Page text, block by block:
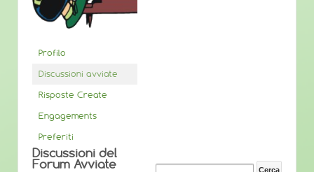
Profilo
Discussioni avviate
Risposte Create
Engagements
Preferiti
Discussioni del
Forum Avviate